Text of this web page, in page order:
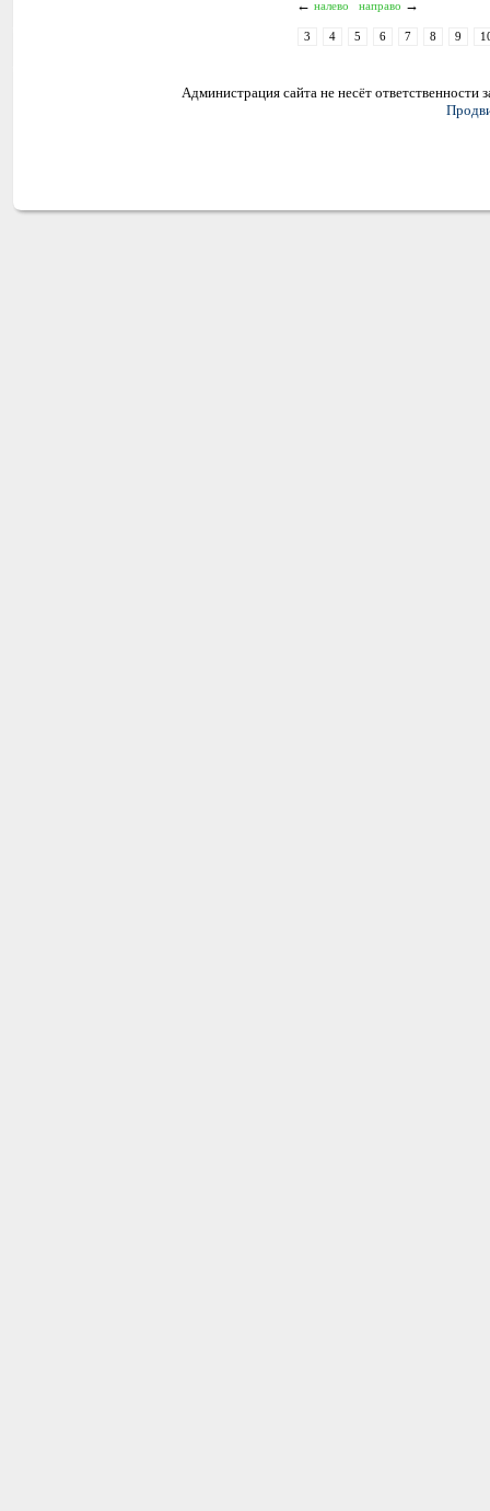
← налево направо →
3 4 5 6 7 8 9
Администрация сайта не несёт ответственности